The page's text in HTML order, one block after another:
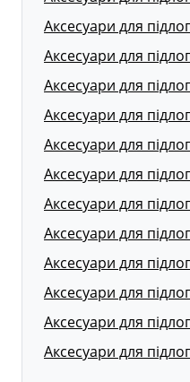
Аксесуари для
Аксесуари для
Аксесуари для
Аксесуари для
Аксесуари для
Аксесуари для
Аксесуари для
Аксесуари для
Аксесуари для
Аксесуари для
Аксесуари для
Аксесуари для